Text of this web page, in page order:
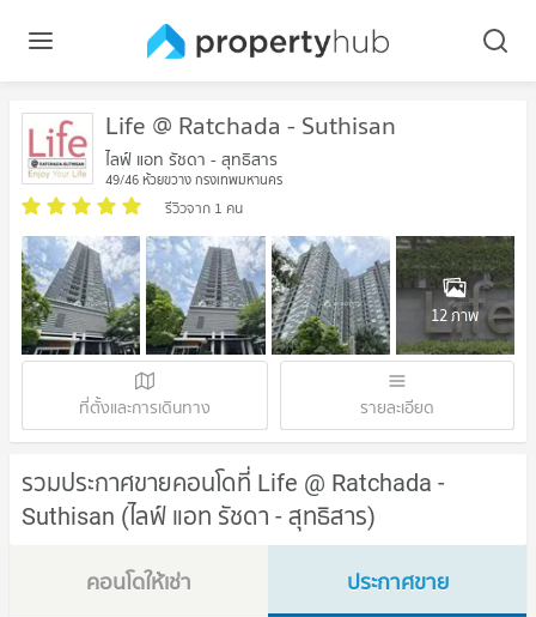
Life @ Ratchada - Suthisan
ไลฟ์ แอท รัชดา - สุทธิสาร
49/46 ห้วยขวาง กรุงเทพมหานคร
รีวิวจาก 1 คน
12 ภาพ
ที่ตั้งและการเดินทาง รายละเอียด
รวมประกาศขายคอนโดที่ Life @ Ratchada -
Suthisan (ไลฟ์ แอท รัชดา - สุทธิสาร)
คอนโดให้เช่า
ประกาศขาย